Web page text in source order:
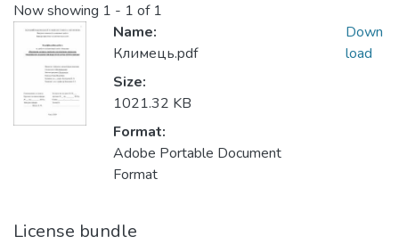
Now showing 1 - 1 of 1
Name:
Климець.pdf
Size:
1021.32 KB
Format:
Adobe Portable Document
Format
Down
load
License bundle